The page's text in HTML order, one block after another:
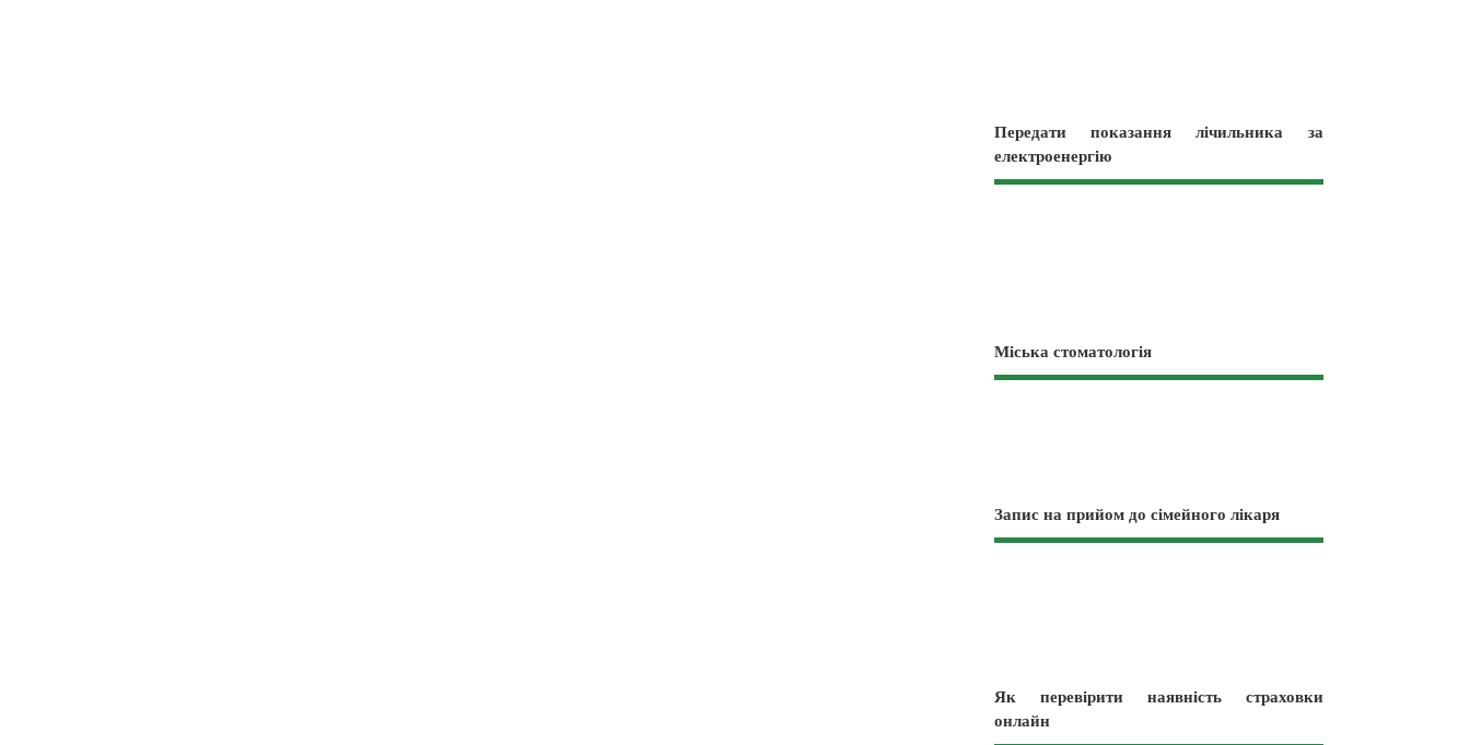
Передати показання лічильника за
електроенергію
Міська стоматологія
Запис на прийом до сімейного лікаря
Як перевірити наявність страховки
онлайн